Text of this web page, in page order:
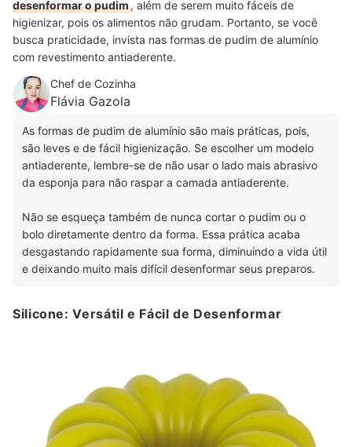
desenformar o pudim, além de serem muito fáceis de
higienizar, pois os alimentos não grudam. Portanto, se você
busca praticidade, invista nas formas de pudim de alumínio
com revestimento antiaderente.
Chef de Cozinha
Flávia Gazola
As formas de pudim de alumínio são mais práticas, pois,
são leves e de fácil higienização. Se escolher um modelo
antiaderente, lembre-se de não usar o lado mais abrasivo
da esponja para não raspar a camada antiaderente.
Não se esqueça também de nunca cortar o pudim ou o
bolo diretamente dentro da forma. Essa prática acaba
desgastando rapidamente sua forma, diminuindo a vida útil
e deixando muito mais difícil desenformar seus preparos.
Silicone: Versátil e Fácil de Desenformar